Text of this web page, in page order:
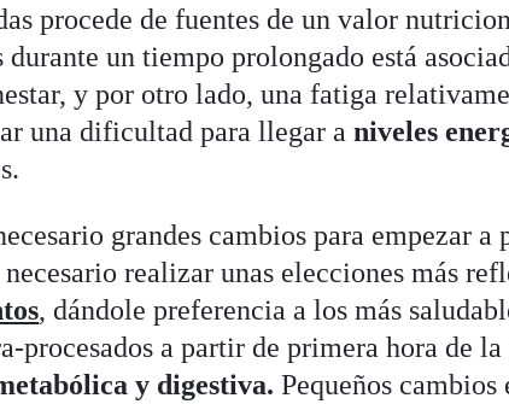
procede de fuentes de un valor
durante un tiempo prolongado está
y por otro lado, una fatiga
una dificultad para llegar aniveles
grandes cambios para empezar
necesario realizar unas elecciones más
, dándole preferencia a los más
procesados a partir de primera hora de
y digestiva.Pequeños